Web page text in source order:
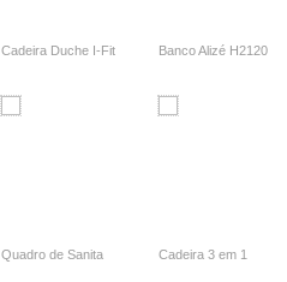
Cadeira Duche I-Fit Banco Alizé H2120
Quadro de Sanita Cadeira 3 em 1